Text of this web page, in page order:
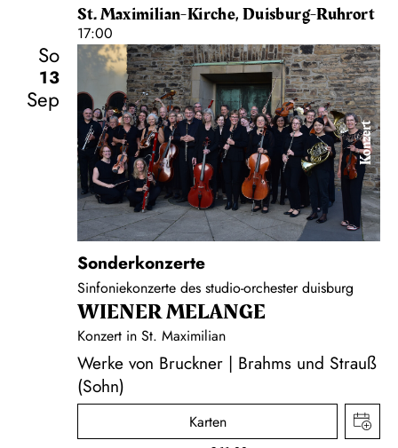
St. Maximilian-Kirche, Duisburg-Ruhrort
17:00
So
13
Sep
Konzert
Sonderkonzerte
Sinfoniekonzerte des studio-orchester duisburg
WIENER MELANGE
Konzert in St. Maximilian
Werke von Bruckner | Brahms und Strauß
(Sohn)
Karten